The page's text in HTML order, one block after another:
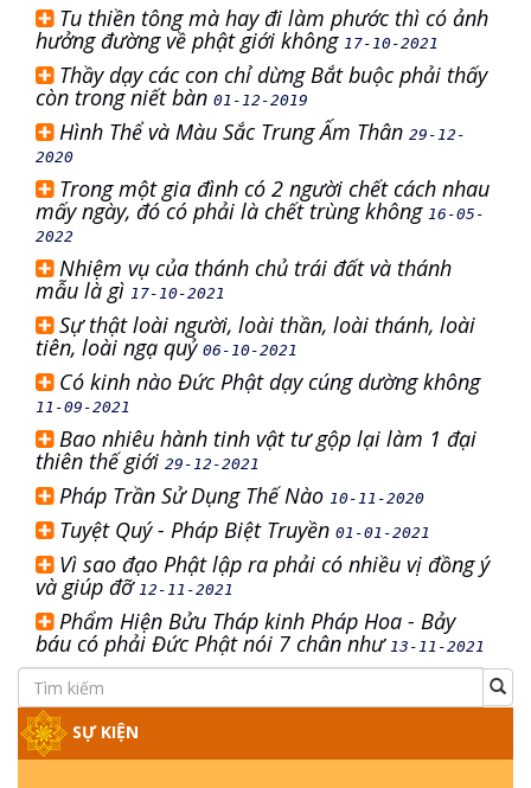
Tu thiền tông mà hay đi làm phước thì có ảnh
hưởng đường về phật giới không 17-10-2021
Thầy dạy các con chỉ dừng Bắt buộc phải thấy
còn trong niết bàn 01-12-2019
Hình Thể và Màu Sắc Trung Ấm Thân 29-12-
2020
Trong một gia đình có 2 người chết cách nhau
mấy ngày, đó có phải là chết trùng không 16-05-
2022
Nhiệm vụ của thánh chủ trái đất và thánh
mẫu là gì 17-10-2021
Sự thật loài người, loài thần, loài thánh, loài
tiên, loài ngạ quỷ 06-10-2021
Có kinh nào Đức Phật dạy cúng dường không
11-09-2021
Bao nhiêu hành tinh vật tư gộp lại làm 1 đại
thiên thế giới 29-12-2021
Pháp Trần Sử Dụng Thế Nào 10-11-2020
Tuyệt Quý - Pháp Biệt Truyền 01-01-2021
Vì sao đạo Phật lập ra phải có nhiều vị đồng ý
và giúp đỡ 12-11-2021
Phẩm Hiện Bửu Tháp kinh Pháp Hoa - Bảy
báu có phải Đức Phật nói 7 chân như 13-11-2021
SỰ KIỆN